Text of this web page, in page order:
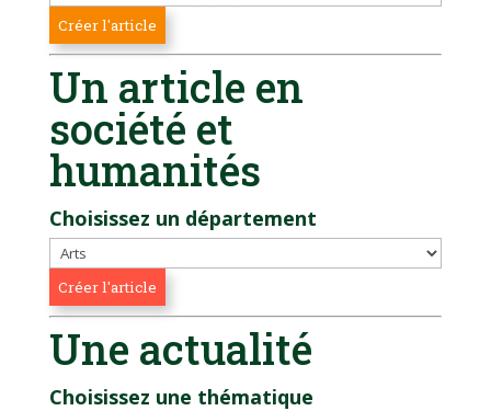
Un article en
société et
humanités
Choisissez un département
Une actualité
Choisissez une thématique